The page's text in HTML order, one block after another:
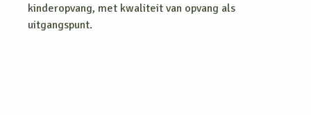
kinderopvang, met kwaliteit van opvang als
uitgangspunt.